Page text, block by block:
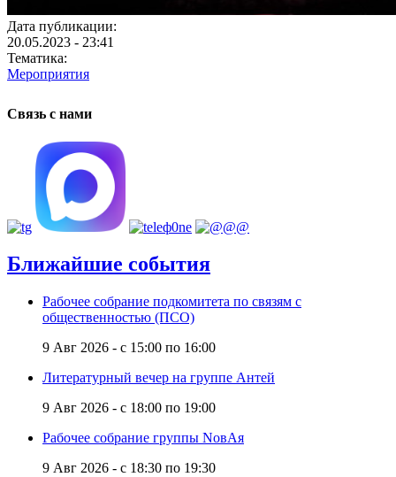
Дата публикации:
20.05.2023 - 23:41
Тематика:
Мероприятия
Связь с нами
Ближайшие события
Рабочее собрание подкомитета по связям с
общественностью (ПСО)
9 Авг 2026 - с 15:00 по 16:00
Литературный вечер на группе Антей
9 Авг 2026 - с 18:00 по 19:00
Рабочее собрание группы NовАя
9 Авг 2026 - с 18:30 по 19:30